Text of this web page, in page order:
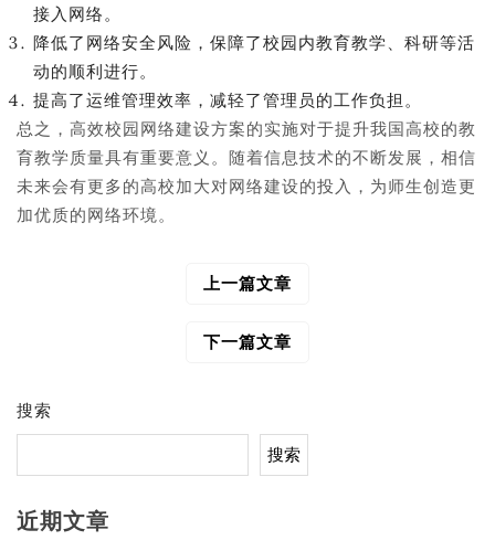
接入网络。
降低了网络安全风险，保障了校园内教育教学、科研等活
动的顺利进行。
提高了运维管理效率，减轻了管理员的工作负担。
总之，高效校园网络建设方案的实施对于提升我国高校的教
育教学质量具有重要意义。随着信息技术的不断发展，相信
未来会有更多的高校加大对网络建设的投入，为师生创造更
加优质的网络环境。
上一篇文章
下一篇文章
搜索
搜索
近期文章